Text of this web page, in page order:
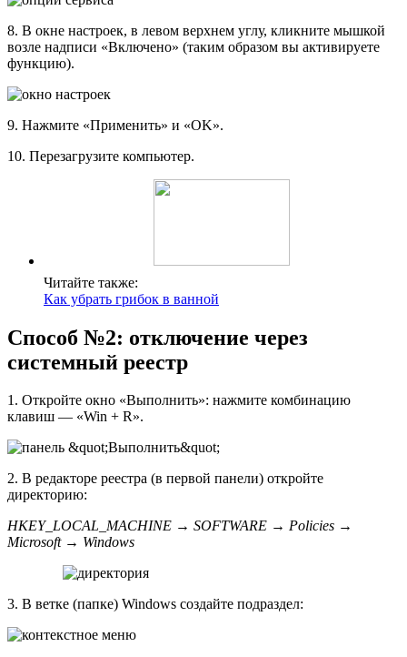
8. В окне настроек, в левом верхнем углу, кликните мышкой
возле надписи «Включено» (таким образом вы активируете
функцию).
9. Нажмите «Применить» и «OK».
10. Перезагрузите компьютер.
Читайте также:
Как убрать грибок в ванной
Способ №2: отключение через
системный реестр
1. Откройте окно «Выполнить»: нажмите комбинацию
клавиш — «Win + R».
2. В редакторе реестра (в первой панели) откройте
директорию:
HKEY_LOCAL_MACHINE → SOFTWARE → Policies →
Microsoft → Windows
3. В ветке (папке) Windows создайте подраздел: